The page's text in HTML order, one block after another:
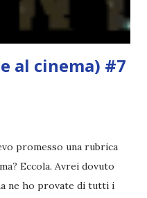
al cinema) #7
promesso una rubrica
Eccola. Avrei dovuto
ne ho provate di tutti i